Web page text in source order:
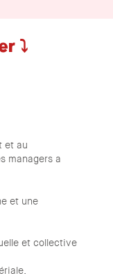
⤵️
et au
managers a
et une
et collective